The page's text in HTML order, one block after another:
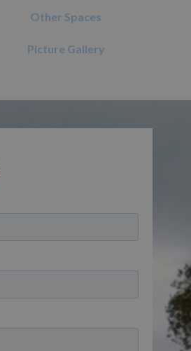
Other Spaces
Picture Gallery